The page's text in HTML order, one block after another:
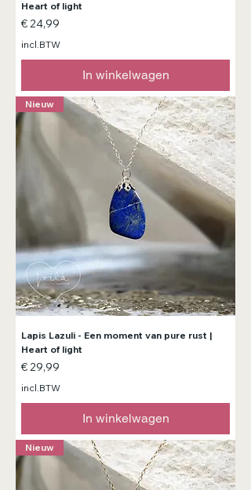
Heart of light
Prijs
€ 24,99
incl.BTW
In winkelwagen
Nieuw
Lapis Lazuli - Een moment van pure rust |
Heart of light
Prijs
€ 29,99
incl.BTW
In winkelwagen
Nieuw